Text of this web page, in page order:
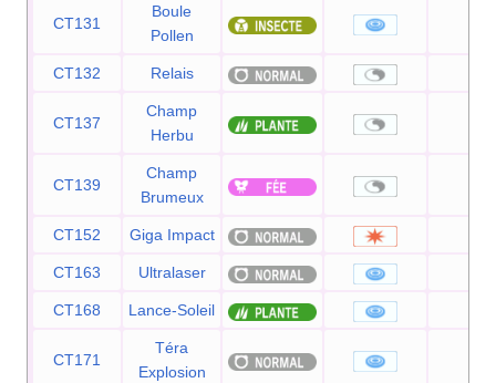
CT131
Boule
Pollen
CT132 Relais
CT137
Champ
Herbu
CT139
Champ
Brumeux
CT152 Giga Impact
CT163 Ultralaser
CT168 Lance-Soleil
CT171
Téra
Explosion